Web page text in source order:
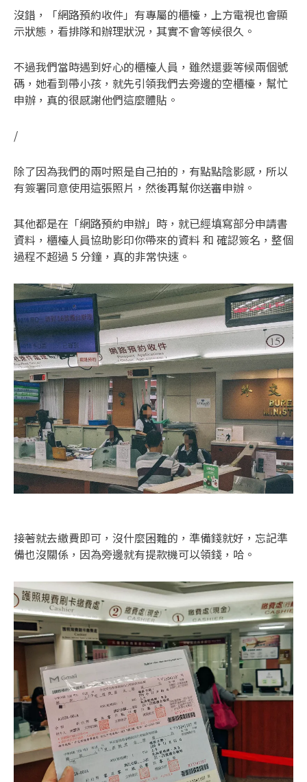
沒錯，「網路預約收件」有專屬的櫃檯，上方電視也會顯
示狀態，看排隊和辦理狀況，其實不會等候很久。
不過我們當時遇到好心的櫃檯人員，雖然還要等候兩個號
碼，她看到帶小孩，就先引領我們去旁邊的空櫃檯，幫忙
申辦，真的很感謝他們這麼體貼。
/
除了因為我們的兩吋照是自己拍的，有點點陰影感，所以
有簽署同意使用這張照片，然後再幫你送審申辦。
其他都是在「網路預約申辦」時，就已經填寫部分申請書
資料，櫃檯人員協助影印你帶來的資料 和 確認簽名，整個
過程不超過 5 分鐘，真的非常快速。
接著就去繳費即可，沒什麼困難的，準備錢就好，忘記準
備也沒關係，因為旁邊就有提款機可以領錢，哈。